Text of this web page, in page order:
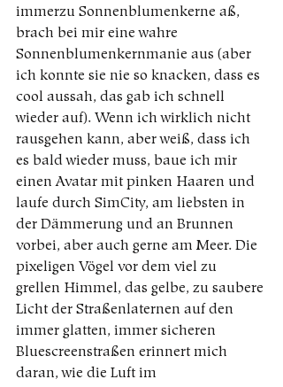
immerzu Sonnenblumenkerne aß,
brach bei mir eine wahre
Sonnenblumenkernmanie aus (aber
ich konnte sie nie so knacken, dass es
cool aussah, das gab ich schnell
wieder auf). Wenn ich wirklich nicht
rausgehen kann, aber weiß, dass ich
es bald wieder muss, baue ich mir
einen Avatar mit pinken Haaren und
laufe durch SimCity, am liebsten in
der Dämmerung und an Brunnen
vorbei, aber auch gerne am Meer. Die
pixeligen Vögel vor dem viel zu
grellen Himmel, das gelbe, zu saubere
Licht der Straßenlaternen auf den
immer glatten, immer sicheren
Bluescreenstraßen erinnert mich
daran, wie die Luft im